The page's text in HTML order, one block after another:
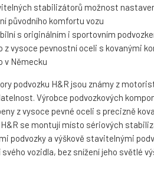
stabilizátorů možnost
původního komfortu vozu
s originálním i sportovním
z vysoce pevnostní oceli s kovanými
v Německu
podvozku H&R jsou známy z
Výrobce podvozkových
z vysoce pevné oceli s precizně
se montují místo sériových
podvozky a výškově stavitelnými
vozidla, bez snížení jeho světlé